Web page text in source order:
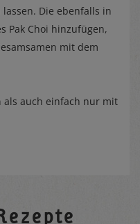
Die ebenfalls in
Pak Choi hinzufügen,
mit dem
als auch einfach nur mit